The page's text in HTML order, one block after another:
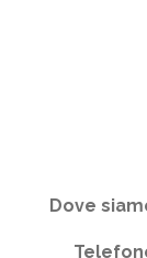
Dove